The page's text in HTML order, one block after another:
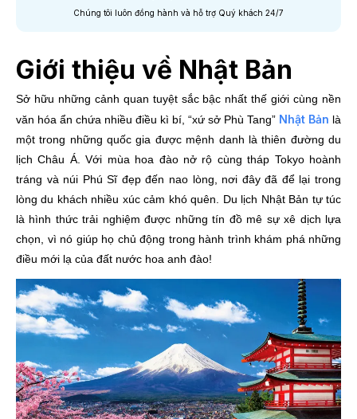
Chúng tôi luôn đồng hành và hỗ trợ Quý khách 24/7
Giới thiệu về Nhật Bản
Sở hữu những cảnh quan tuyệt sắc bậc nhất thế giới cùng nền
văn hóa ẩn chứa nhiều điều kì bí, “xứ sở Phù Tang” Nhật Bản là
một trong những quốc gia được mệnh danh là thiên đường du
lịch Châu Á. Với mùa hoa đào nở rộ cùng tháp Tokyo hoành
tráng và núi Phú Sĩ đẹp đến nao lòng, nơi đây đã để lại trong
lòng du khách nhiều xúc cảm khó quên. Du lịch Nhật Bản tự túc
là hình thức trải nghiệm được những tín đồ mê sự xê dịch lựa
chọn, vì nó giúp họ chủ động trong hành trình khám phá những
điều mới lạ của đất nước hoa anh đào!